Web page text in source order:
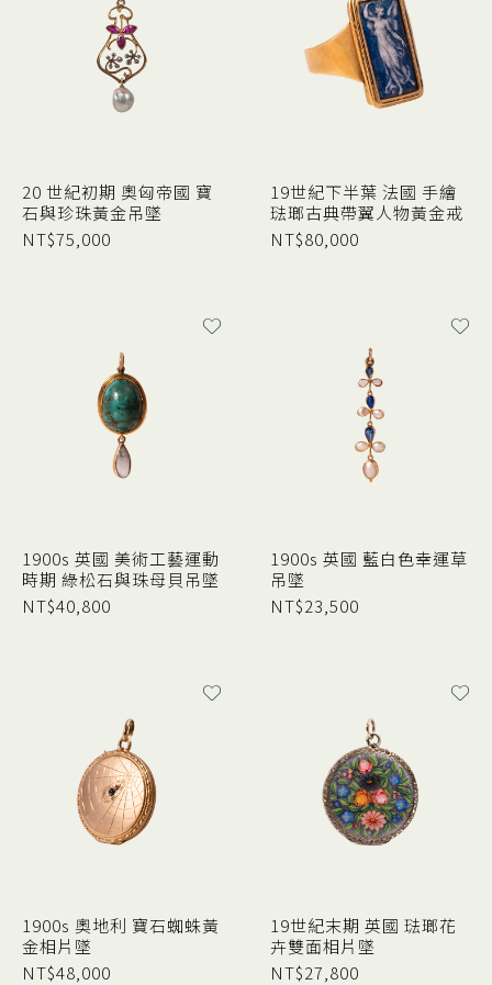
20 世紀初期 奧匈帝國 寶
石與珍珠黃金吊墜
NT$75,000
19世紀下半葉 法國 手繪
琺瑯古典帶翼人物黃金戒
NT$80,000
1900s 英國 美術工藝運動
時期 綠松石與珠母貝吊墜
NT$40,800
1900s 英國 藍白色幸運草
吊墜
NT$23,500
1900s 奧地利 寶石蜘蛛黃
金相片墜
NT$48,000
19世紀末期 英國 琺瑯花
卉雙面相片墜
NT$27,800